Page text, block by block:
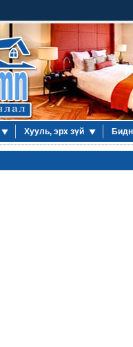
Хууль, эрх зүй